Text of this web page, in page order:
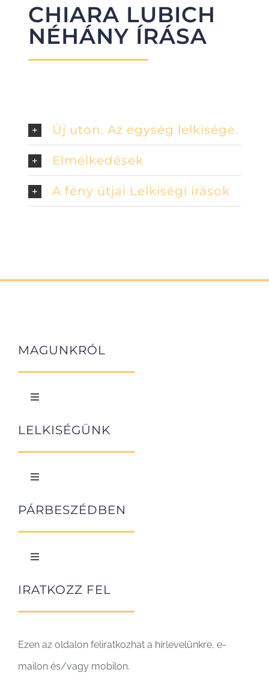
CHIARA LUBICH
NÉHÁNY ÍRÁSA
Új uton. Az egység lelkisége.
Elmélkedések
A fény útjai Lelkiségi írások
MAGUNKRÓL
Toggle
A Fokolár története
LELKISÉGÜNK
Toggle
A szeretet művészete
A javak közösbe tétele
PÁRBESZÉDBEN
Toggle
IRATKOZZ FEL
Ezen az oldalon feliratkozhat a hírlevelünkre, e-
mailon és/vagy mobilon.